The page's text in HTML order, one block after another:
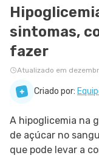
NUTRIÇÃO
GRAVIDEZ
BEM-ESTAR
SIGA O
sintomas,
fazer
Atualizado em
Criado por:
A hipoglicemia na
de açúcar no
que pode levar a